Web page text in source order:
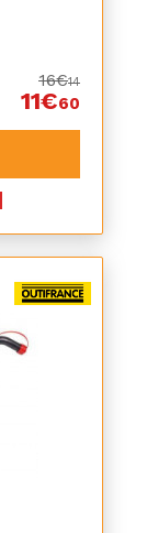
16€14
11€60